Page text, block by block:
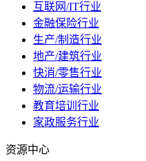
互联网/IT行业
金融保险行业
生产/制造行业
地产/建筑行业
快消/零售行业
物流/运输行业
教育培训行业
家政服务行业
资源中心